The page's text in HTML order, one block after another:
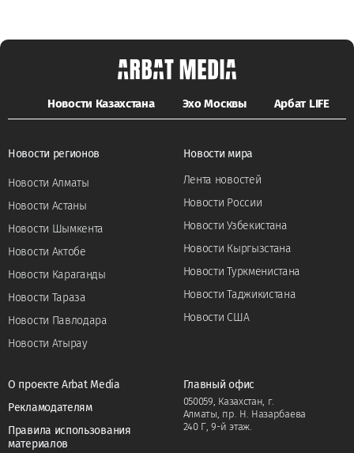
Новости Казахстана Эхо Москвы Арбат LIFE
Новости регионов
Новости Алматы
Новости Астаны
Новости Шымкента
Новости Актобе
Новости Караганды
Новости Тараза
Новости Павлодара
Новости Атырау
Новости мира
Лента новостей
Новости России
Новости Узбекистана
Новости Кыргызстана
Новости Туркменистана
Новости Таджикистана
Новости США
О проекте Arbat Media
Рекламодателям
Правила использования
материалов
Главный офис
050059, Казахстан, г.
Алматы, пр. Н. Назарбаева
240 Г, 9-й этаж.